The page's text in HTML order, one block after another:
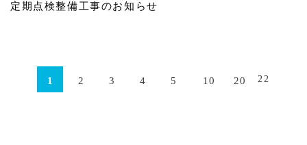
定期点検整備工事のお知らせ
1 2 3 4 5 10 20 22